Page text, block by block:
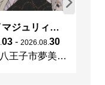
大正イマジュリィの世界
.03 - 2026.08.30
八王子市夢美術館